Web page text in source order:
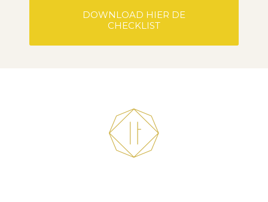
DOWNLOAD HIER DE
CHECKLIST